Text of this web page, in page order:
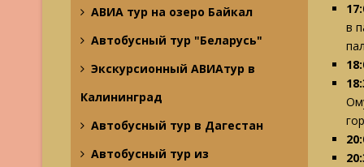
АВИА тур на озеро Байкал
Автобусный тур "Беларусь"
Экскурсионный АВИАтур в
Калининград
Автобусный тур в Дагестан
Автобусный тур из
в